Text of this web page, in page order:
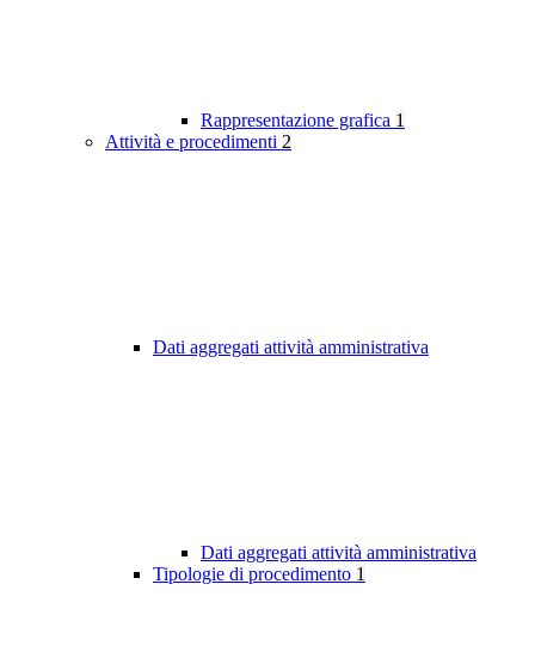
Rappresentazione grafica 1
Attività e procedimenti 2
Dati aggregati attività amministrativa
Dati aggregati attività amministrativa
Tipologie di procedimento 1